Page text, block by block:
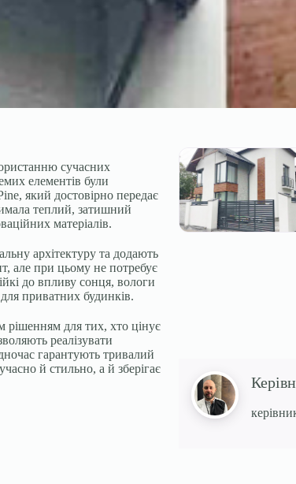
сучасних
елементів були
який достовірно передає
теплий, затишний
матеріалів.
архітектуру та додають
але при цьому не потребує
до впливу сонця, вологи
приватних будинків.
для тих, хто цінує
реалізувати
гарантують тривалий
й стильно, а й зберігає